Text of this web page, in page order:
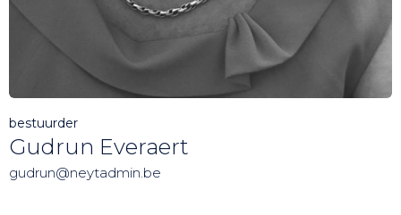
bestuurder
Gudrun Everaert
gudrun@neytadmin.be